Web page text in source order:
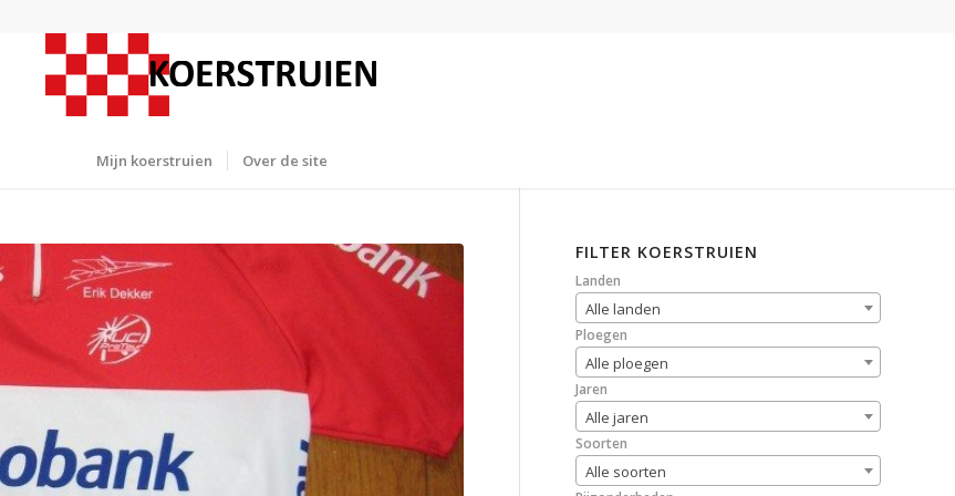
Mijn koerstruien Over de site
FILTER KOERSTRUIEN
Landen
Alle landen
Ploegen
Alle ploegen
Jaren
Alle jaren
Soorten
Alle soorten